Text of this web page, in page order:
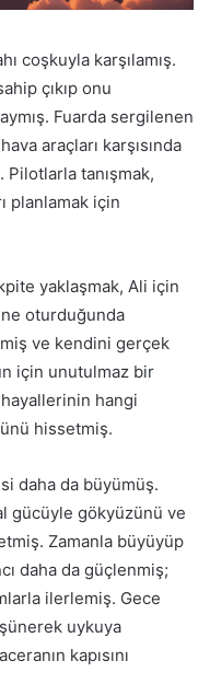
coşkuyla karşılamış.
çıkıp onu
Fuarda sergilenen
araçları karşısında
Pilotlarla tanışmak,
planlamak için
yaklaşmak, Ali için
oturduğunda
ve kendini gerçek
için unutulmaz bir
hangi
hissetmiş.
daha da büyümüş.
gücüyle gökyüzünü ve
Zamanla büyüyüp
daha da güçlenmiş;
ilerlemiş. Gece
uykuya
kapısını